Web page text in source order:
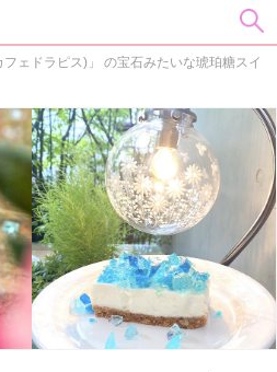
ェドラピス)」 の宝石みたいな琥珀糖スイ